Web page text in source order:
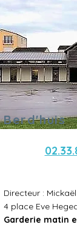
Berd'huis
Directeur :
4 place Eve
Garderie matin